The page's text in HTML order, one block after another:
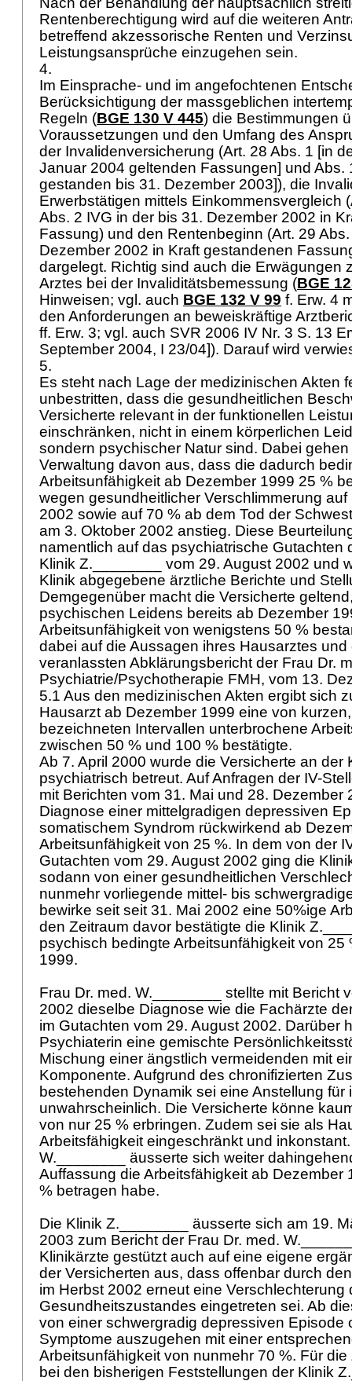
Rentenberechtigung wird auf die weiteren
betreffend akzessorische Renten und
Leistungsansprüche einzugehen sein.
4.
Im Einsprache- und im angefochtenen
Berücksichtigung der massgeblichen
Regeln (BGE 130 V 445) die Bestimmungen
Voraussetzungen und den Umfang des
der Invalidenversicherung (Art. 28 Abs. 1 [in
Januar 2004 geltenden Fassungen] und Abs.
gestanden bis 31. Dezember 2003]), die
Erwerbstätigen mittels Einkommensvergleich (
Abs. 2 IVG in der bis 31. Dezember 2002 in
Fassung) und den Rentenbeginn (Art. 29
Dezember 2002 in Kraft gestandenen
dargelegt. Richtig sind auch die Erwägungen
Arztes bei der Invaliditätsbemessung (BGE
Hinweisen; vgl. auch BGE 132 V 99 f. Erw. 4
den Anforderungen an beweiskräftige
ff. Erw. 3; vgl. auch SVR 2006 IV Nr. 3 S. 13
September 2004, I 23/04]). Darauf wird
5.
Es steht nach Lage der medizinischen Akten
unbestritten, dass die gesundheitlichen
Versicherte relevant in der funktionellen
einschränken, nicht in einem körperlichen
sondern psychischer Natur sind. Dabei
Verwaltung davon aus, dass die dadurch
Arbeitsunfähigkeit ab Dezember 1999 25 %
wegen gesundheitlicher Verschlimmerung auf
2002 sowie auf 70 % ab dem Tod der
am 3. Oktober 2002 anstieg. Diese
namentlich auf das psychiatrische Gutachten
Klinik Z.________ vom 29. August 2002 und
Klinik abgegebene ärztliche Berichte und
Demgegenüber macht die Versicherte
psychischen Leidens bereits ab Dezember
Arbeitsunfähigkeit von wenigstens 50 %
dabei auf die Aussagen ihres Hausarztes und
veranlassten Abklärungsbericht der Frau Dr.
Psychiatrie/Psychotherapie FMH, vom 13.
5.1 Aus den medizinischen Akten ergibt sich
Hausarzt ab Dezember 1999 eine von
bezeichneten Intervallen unterbrochene
zwischen 50 % und 100 % bestätigte.
Ab 7. April 2000 wurde die Versicherte an der
psychiatrisch betreut. Auf Anfragen der IV-
mit Berichten vom 31. Mai und 28. Dezember
Diagnose einer mittelgradigen depressiven
somatischem Syndrom rückwirkend ab
Arbeitsunfähigkeit von 25 %. In dem von der
Gutachten vom 29. August 2002 ging die
sodann von einer gesundheitlichen
nunmehr vorliegende mittel- bis
bewirke seit seit 31. Mai 2002 eine 50%ige
den Zeitraum davor bestätigte die Klinik
psychisch bedingte Arbeitsunfähigkeit von 25
1999.
Frau Dr. med. W.________ stellte mit Bericht
2002 dieselbe Diagnose wie die Fachärzte
im Gutachten vom 29. August 2002. Darüber
Psychiaterin eine gemischte
Mischung einer ängstlich vermeidenden mit
Komponente. Aufgrund des chronifizierten
bestehenden Dynamik sei eine Anstellung für
unwahrscheinlich. Die Versicherte könne
von nur 25 % erbringen. Zudem sei sie als
Arbeitsfähigkeit eingeschränkt und
W.________ äusserte sich weiter
Auffassung die Arbeitsfähigkeit ab Dezember
% betragen habe.
Die Klinik Z.________ äusserte sich am 19.
2003 zum Bericht der Frau Dr. med.
Klinikärzte gestützt auch auf eine eigene
der Versicherten aus, dass offenbar durch
im Herbst 2002 erneut eine Verschlechterung
Gesundheitszustandes eingetreten sei. Ab
von einer schwergradig depressiven Episode
Symptome auszugehen mit einer
Arbeitsunfähigkeit von nunmehr 70 %. Für
bei den bisherigen Feststellungen der Klinik